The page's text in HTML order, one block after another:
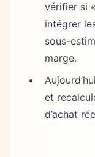
vérifier si
intégrer
sous-
marge.
et
d’achat